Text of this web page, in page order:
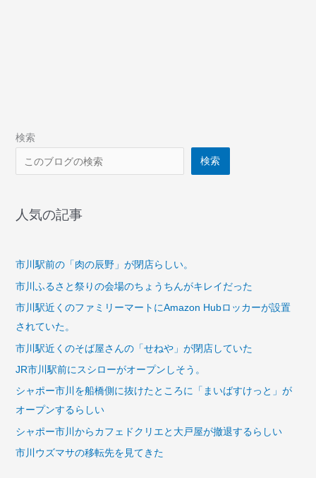
検索
検索
人気の記事
市川駅前の「肉の辰野」が閉店らしい。
市川ふるさと祭りの会場のちょうちんがキレイだった
市川駅近くのファミリーマートにAmazon Hubロッカーが設置
されていた。
市川駅近くのそば屋さんの「せねや」が閉店していた
JR市川駅前にスシローがオープンしそう。
シャポー市川を船橋側に抜けたところに「まいばすけっと」が
オープンするらしい
シャポー市川からカフェドクリエと大戸屋が撤退するらしい
市川ウズマサの移転先を見てきた